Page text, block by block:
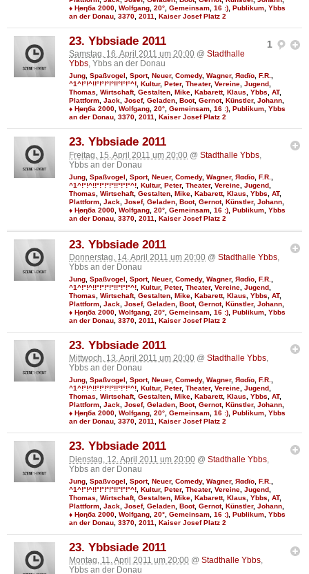
♦ Ңөηба 2000 Wolfgang 20° Gemeinsam 16 :) Publikum Ybbs
an der Donau 3370 2011 Kaiser Josef Platz 2
1
23. Ybbsiade 2011
Samstag, 16. April 2011 um 20:00 @ Stadthalle
Ybbs, Ybbs an der Donau
Jung, Spaßvogel, Sport, Neuer, Comedy, Wagner, Яαdϊo, F.R.,
^1^!°!^!!°!°!°!°!!°!°!°^!, Kultur, Peter, Theater, Vereine, Jugend,
Thomas, Wirtschaft, Gestalten, Mike, Kabarett, Klaus, Ybbs, AT,
Plattform, Jack, Josef, Geladen, Boot, Gernot, Künstler, Johann,
♦ Ңөηба 2000, Wolfgang, 20°, Gemeinsam, 16 :), Publikum, Ybbs
an der Donau, 3370, 2011, Kaiser Josef Platz 2
23. Ybbsiade 2011
Freitag, 15. April 2011 um 20:00 @ Stadthalle Ybbs
Ybbs an der Donau
Jung Spaßvogel Sport, Neuer, Comedy, Wagner, Яαdϊo F.R.
^1^!°!^!!°!°!°!°!!°!°!°^! Kultur, Peter, Theater, Vereine Jugend
Thomas
Wirtschaft, Gestalten Mike Kabarett, Klaus Ybbs AT,
Plattform Jack Josef, Geladen Boot, Gernot, Künstler, Johann
♦ Ңөηба 2000 Wolfgang 20° Gemeinsam 16 :) Publikum Ybbs
an der Donau 3370 2011 Kaiser Josef Platz 2
23. Ybbsiade 2011
Donnerstag, 14. April 2011 um 20:00 @ Stadthalle Ybbs,
Ybbs an der Donau
Jung Spaßvogel Sport, Neuer, Comedy, Wagner, Яαdϊo F.R.
^1^!°!^!!°!°!°!°!!°!°!°^! Kultur, Peter, Theater, Vereine Jugend
Thomas
Wirtschaft, Gestalten Mike Kabarett, Klaus Ybbs AT,
Plattform Jack Josef, Geladen Boot, Gernot, Künstler, Johann
♦ Ңөηба 2000 Wolfgang 20° Gemeinsam 16 :) Publikum Ybbs
an der Donau 3370 2011 Kaiser Josef Platz 2
23. Ybbsiade 2011
Mittwoch, 13. April 2011 um 20:00 @ Stadthalle Ybbs,
Ybbs an der Donau
Jung, Spaßvogel, Sport, Neuer, Comedy, Wagner, Яαdϊo, F.R.,
^1^!°!^!!°!°!°!°!!°!°!°^!, Kultur, Peter, Theater, Vereine, Jugend,
Thomas, Wirtschaft, Gestalten, Mike, Kabarett, Klaus, Ybbs, AT,
Plattform, Jack, Josef, Geladen, Boot, Gernot, Künstler, Johann,
♦ Ңөηба 2000, Wolfgang, 20°, Gemeinsam, 16 :), Publikum, Ybbs
an der Donau, 3370, 2011, Kaiser Josef Platz 2
23. Ybbsiade 2011
Dienstag, 12. April 2011 um 20:00 @ Stadthalle Ybbs
Ybbs an der Donau
Jung Spaßvogel Sport, Neuer, Comedy, Wagner, Яαdϊo F.R.
^1^!°!^!!°!°!°!°!!°!°!°^! Kultur, Peter, Theater, Vereine Jugend
Thomas
Wirtschaft, Gestalten Mike Kabarett, Klaus Ybbs AT,
Plattform Jack Josef, Geladen Boot, Gernot, Künstler, Johann
♦ Ңөηба 2000 Wolfgang 20° Gemeinsam 16 :) Publikum Ybbs
an der Donau 3370 2011 Kaiser Josef Platz 2
23. Ybbsiade 2011
Montag, 11. April 2011 um 20:00 @ Stadthalle Ybbs,
Ybbs an der Donau